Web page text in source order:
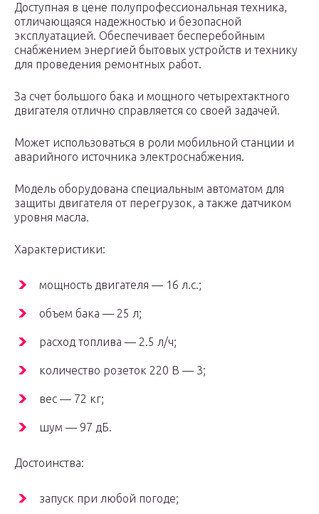
Доступная в цене полупрофессиональная техника,
отличающаяся надежностью и безопасной
эксплуатацией. Обеспечивает бесперебойным
снабжением энергией бытовых устройств и технику
для проведения ремонтных работ.
За счет большого бака и мощного четырехтактного
двигателя отлично справляется со своей задачей.
Может использоваться в роли мобильной станции и
аварийного источника электроснабжения.
Модель оборудована специальным автоматом для
защиты двигателя от перегрузок, а также датчиком
уровня масла.
Характеристики:
мощность двигателя — 16 л.с.;
объем бака — 25 л;
расход топлива — 2.5 л/ч;
количество розеток 220 В — 3;
вес — 72 кг;
шум — 97 дБ.
Достоинства:
запуск при любой погоде;